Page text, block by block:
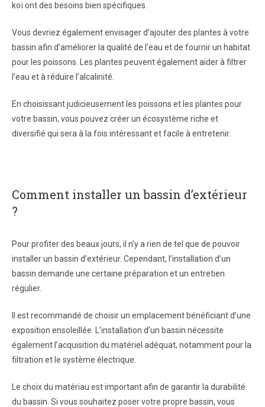
koï ont des besoins bien spécifiques.
Vous devriez également envisager d’ajouter des plantes à votre
bassin afin d’améliorer la qualité de l’eau et de fournir un habitat
pour les poissons. Les plantes peuvent également aider à filtrer
l’eau et à réduire l’alcalinité.
En choisissant judicieusement les poissons et les plantes pour
votre bassin, vous pouvez créer un écosystème riche et
diversifié qui sera à la fois intéressant et facile à entretenir.
Comment installer un bassin d’extérieur
?
Pour profiter des beaux jours, il n’y a rien de tel que de pouvoir
installer un bassin d’extérieur. Cependant, l’installation d’un
bassin demande une certaine préparation et un entretien
régulier.
Il est recommandé de choisir un emplacement bénéficiant d’une
exposition ensoleillée. L’installation d’un bassin nécessite
également l’acquisition du matériel adéquat, notamment pour la
filtration et le système électrique.
Le choix du matériau est important afin de garantir la durabilité
du bassin. Si vous souhaitez poser votre propre bassin, vous